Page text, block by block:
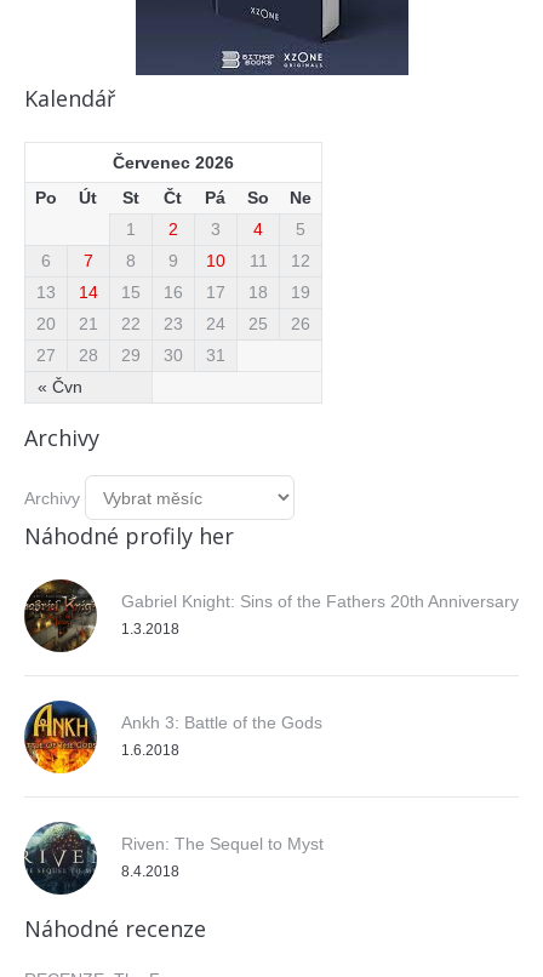
Kalendář
Červenec 2026
Po
Út St Čt Pá So Ne
« Čvn
1 2 3 4
5
6
7 8 9 10 11
12
13
14 15 16 17 18
19
20
21 22 23 24 25
26
27
28 29 30 31
Archivy
Archivy
Náhodné profily her
Gabriel Knight: Sins of the Fathers 20th Anniversary
1.3.2018
Ankh 3: Battle of the Gods
1.6.2018
Riven: The Sequel to Myst
8.4.2018
Náhodné recenze